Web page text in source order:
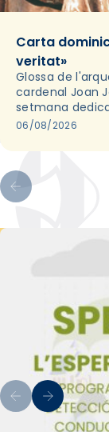
Carta
veritat»
Glossa de
cardenal Joan
setmana
06/08/2026